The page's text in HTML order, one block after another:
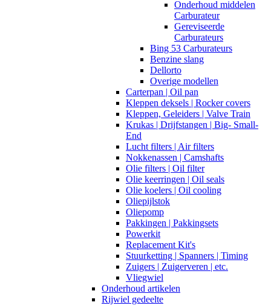
Onderhoud middelen
Carburateur
Gereviseerde
Carburateurs
Bing 53 Carburateurs
Benzine slang
Dellorto
Overige modellen
Carterpan | Oil pan
Kleppen deksels | Rocker covers
Kleppen, Geleiders | Valve Train
Krukas | Drijfstangen | Big- Small-
End
Lucht filters | Air filters
Nokkenassen | Camshafts
Olie filters | Oil filter
Olie keerringen | Oil seals
Olie koelers | Oil cooling
Oliepijlstok
Oliepomp
Pakkingen | Pakkingsets
Powerkit
Replacement Kit's
Stuurketting | Spanners | Timing
Zuigers | Zuigerveren | etc.
Vliegwiel
Onderhoud artikelen
Rijwiel gedeelte